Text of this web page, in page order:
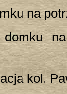
na
kol.